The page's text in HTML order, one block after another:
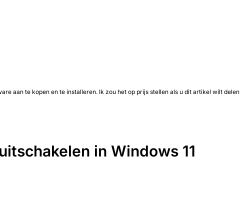
aan te kopen en te installeren. Ik zou het op prijs stellen als u dit artikel wilt delen
in Windows 11